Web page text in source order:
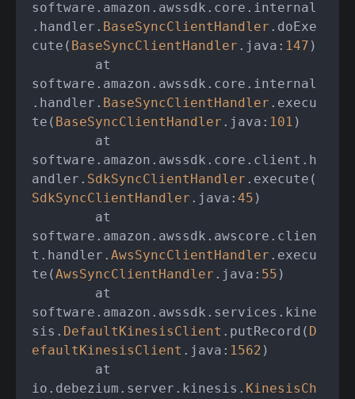
software.amazon.awssdk.core.internal
.handler. BaseSyncClientHandler .doExe
cute( BaseSyncClientHandler .java: 147 )
software.amazon.awssdk.core.internal
.handler. BaseSyncClientHandler .execu
te( BaseSyncClientHandler .java: 101 )
software.amazon.awssdk.core.client.h
andler. SdkSyncClientHandler .execute(
SdkSyncClientHandler .java: 45 )
software.amazon.awssdk.awscore.clien
t.handler. AwsSyncClientHandler .execu
te(AwsSyncClientHandler .java: 55 )
software.amazon.awssdk.services.kine
sis. DefaultKinesisClient .putRecord( D
efaultKinesisClient .java: 1562 )
io.debezium.server.kinesis. KinesisCh